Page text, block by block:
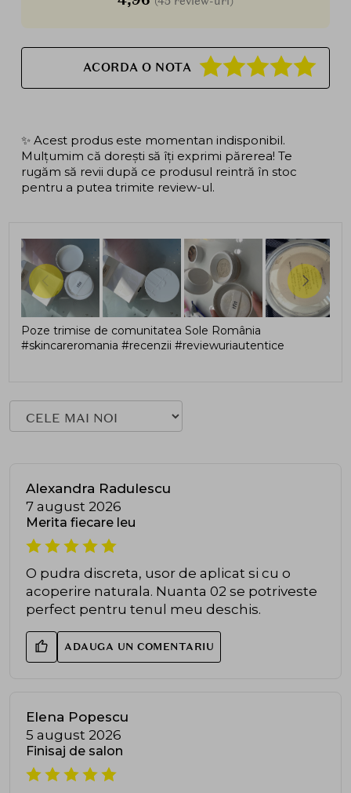
ACORDA O NOTA
✨ Acest produs este momentan indisponibil.
Mulțumim că dorești să îți exprimi părerea! Te
rugăm să revii după ce produsul reintră în stoc
pentru a putea trimite review-ul.
Poze trimise de comunitatea Sole România
#skincareromania #recenzii #reviewuriautentice
Alexandra Radulescu
7 august 2026
Merita fiecare leu
O pudra discreta, usor de aplicat si cu o
acoperire naturala. Nuanta 02 se potriveste
perfect pentru tenul meu deschis.
ADAUGA UN COMENTARIU
Elena Popescu
5 august 2026
Finisaj de salon